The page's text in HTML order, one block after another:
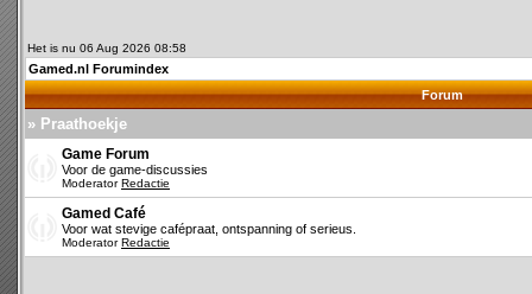
Het is nu 06 Aug 2026 08:58
Gamed.nl Forumindex
Forum
» Praathoekje
Game Forum
Voor de game-discussies
ModeratorRedactie
Gamed Café
Voor wat stevige cafépraat, ontspanning of serieus.
ModeratorRedactie